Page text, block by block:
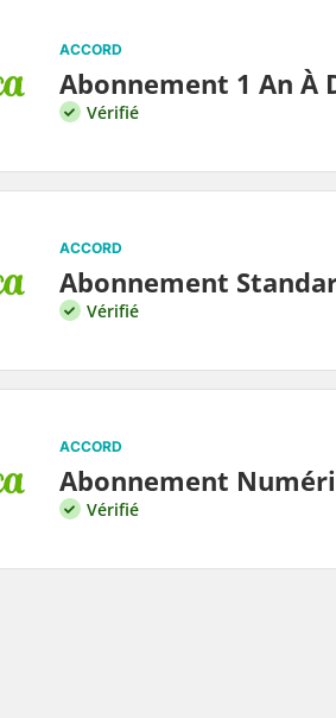
ACCORD
Abonnement 1 An À
Vérifié
ACCORD
Abonnement
Vérifié
ACCORD
Abonnement
Vérifié